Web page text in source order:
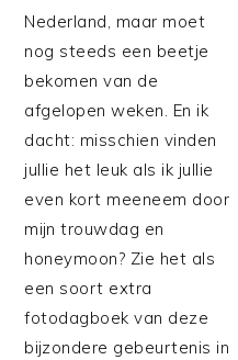
Nederland, maar moet
nog steeds een beetje
bekomen van de
afgelopen weken. En ik
dacht: misschien vinden
jullie het leuk als ik jullie
even kort meeneem door
mijn trouwdag en
honeymoon? Zie het als
een soort extra
fotodagboek van deze
bijzondere gebeurtenis in